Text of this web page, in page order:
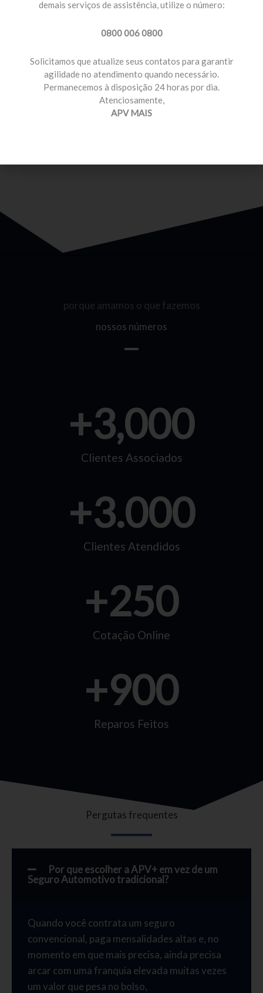
MOTORISTA PROFISSIONAL
Temos planos e preços com diferenciais para você
porque amamos o que fazemos
nossos números
Clientes Associados
+3,000
Clientes Atendidos
+3.000
Cotação Online
+250
Reparos Feitos
+900
Pergutas frequentes
Por que escolher a APV+ em vez de um
Seguro Automotivo tradicional?
Quando você contrata um seguro
convencional, paga mensalidades altas e, no
momento em que mais precisa, ainda precisa
arcar com uma franquia elevada muitas vezes
um valor que pesa no bolso,
demais serviços de assistência, utilize o número:
0800 006 0800
Solicitamos que atualize seus contatos para garantir
agilidade no atendimento quando necessário.
Permanecemos à disposição 24 horas por dia.
Atenciosamente,
APV MAIS